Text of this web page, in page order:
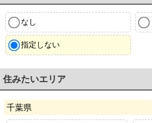
なし
指定しない
住みたいエリア
千葉県